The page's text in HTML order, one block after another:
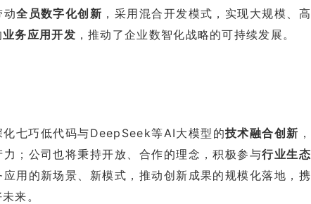
动全员数字化创新 ，采用混合开发模式，实现大规模、高
业务应用开发 ，推动了企业数智化战略的可持续发展。
化七巧低代码与DeepSeek等AI大模型的技术融合创新 ，
；公司也将秉持开放、合作的理念，积极参与行业生态
应用的新场景、新模式，推动创新成果的规模化落地，携
来。